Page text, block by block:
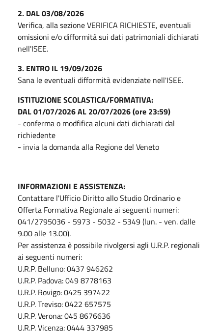
2. DAL 03/08/2026
Verifica, alla sezione VERIFICA RICHIESTE, eventuali
omissioni e/o difformità sui dati patrimoniali dichiarati
nell'ISEE.
3. ENTRO IL 19/09/2026
Sana le eventuali difformità evidenziate nell'ISEE.
ISTITUZIONE SCOLASTICA/FORMATIVA:
DAL 01/07/2026 AL 20/07/2026 (ore 23:59)
- conferma o modfifica alcuni dati dichiarati dal
richiedente
- invia la domanda alla Regione del Veneto
INFORMAZIONI E ASSISTENZA:
Contattare l'Ufficio Diritto allo Studio Ordinario e
Offerta Formativa Regionale ai seguenti numeri:
041/2795036 - 5973 - 5032 - 5349 (lun. - ven. dalle
9.00 alle 13.00).
Per assistenza è possibile rivolgersi agli U.R.P. regionali
ai seguenti numeri:
U.R.P. Belluno: 0437 946262
U.R.P. Padova: 049 8778163
U.R.P. Rovigo: 0425 397422
U.R.P. Treviso: 0422 657575
U.R.P. Verona: 045 8676636
U.R.P. Vicenza: 0444 337985